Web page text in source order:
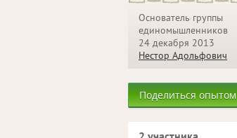
Основатель группы
единомышленников
24 декабря 2013
Нестор Адольфович
Поделиться опытом